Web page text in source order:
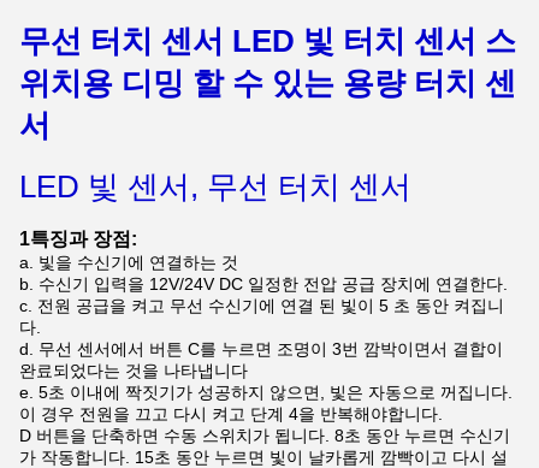
무선 터치 센서 LED 빛 터치 센서 스
위치용 디밍 할 수 있는 용량 터치 센
서
LED 빛 센서, 무선 터치 센서
1특징과 장점:
a. 빛을 수신기에 연결하는 것
b. 수신기 입력을 12V/24V DC 일정한 전압 공급 장치에 연결한다.
c. 전원 공급을 켜고 무선 수신기에 연결 된 빛이 5 초 동안 켜집니
다.
d. 무선 센서에서 버튼 C를 누르면 조명이 3번 깜박이면서 결합이
완료되었다는 것을 나타냅니다
e. 5초 이내에 짝짓기가 성공하지 않으면, 빛은 자동으로 꺼집니다.
이 경우 전원을 끄고 다시 켜고 단계 4을 반복해야합니다.
D 버튼을 단축하면 수동 스위치가 됩니다. 8초 동안 누르면 수신기
가 작동합니다. 15초 동안 누르면 빛이 날카롭게 깜빡이고 다시 설